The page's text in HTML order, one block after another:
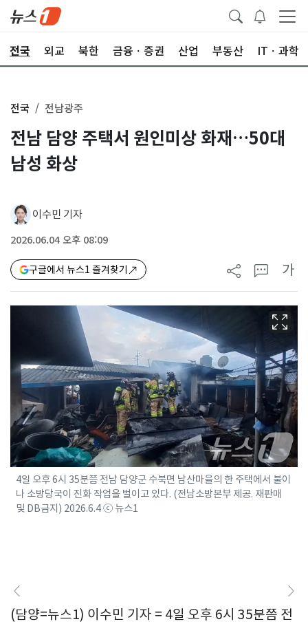
전국 외교 북한 금융ㆍ증권 산업 부동산 ITㆍ과학
전국 전남광주
전남 담양 주택서 원인미상 화재…50대
남성 화상
이수민 기자
2026.06.04 오후 08:09
구글에서 뉴스1 즐겨찾기 가
4일 오후 6시 35분쯤 전남 담양군 수북면 남산마을의 한 주택에서 불이
나 소방당국이 진화 작업을 벌이고 있다. (전남소방본부 제공. 재판매
및 DB금지) 2026.6.4 ⓒ 뉴스1
(담양=뉴스1) 이수민 기자 = 4일 오후 6시 35분쯤 전